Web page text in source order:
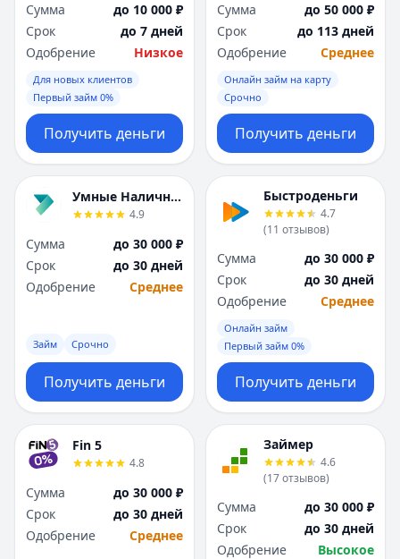
Вся Россия
Вся Россия
Сумма
до 10 000 ₽
Срок
до 7 дней
Одобрение
Низкое
Для новых клиентов
Первый займ 0%
Получить деньги
Сумма
до 50 000 ₽
Срок
до 113 дней
Одобрение
Среднее
Онлайн займ на карту
Срочно
Получить деньги
Умные Наличные
4.9
Сумма
до 30 000 ₽
Срок
до 30 дней
Одобрение
Среднее
Займ Срочно
Получить деньги
Быстроденьги
4.7
(11 отзывов)
Сумма
до 30 000 ₽
Срок
до 30 дней
Одобрение
Среднее
Онлайн займ
Первый займ 0%
Получить деньги
Fin 5
4.8
Сумма
до 30 000 ₽
Срок
до 30 дней
Одобрение
Среднее
Займер
4.6
(17отзывов)
Сумма
до 30 000 ₽
Срок
до 30 дней
Одобрение
Высокое